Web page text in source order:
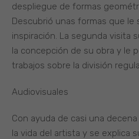
despliegue de formas
Descubrió unas formas que
inspiración. La segunda visita
la concepción de su obra y le
trabajos sobre la división
Audiovisuales
Con ayuda de casi una
la vida del artista y se explica